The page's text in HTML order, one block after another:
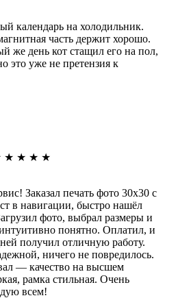
календарь на холодильник.
часть держит хорошо.
же день кот стащил его на пол,
это уже не претензия к
★ ★ ★ ★
Заказал печать фото 30х30 с
в навигации, быстро нашёл
фото, выбрал размеры и
понятно. Оплатил, и
получил отличную работу.
ничего не повредилось.
— качество на высшем
рамка стильная. Очень
всем!